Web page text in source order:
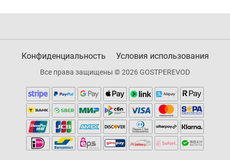
Конфиденциальность Условия использования
Все права защищены © 2026 GOSTPEREVOD